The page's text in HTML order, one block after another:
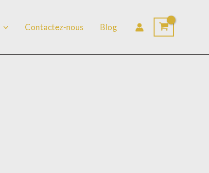
Contactez-nous Blog